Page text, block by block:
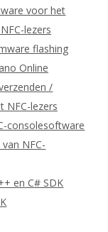
voor het
lezers
flashing
Online
/
NFC-lezers
consolesoftware
NFC-
en C# SDK